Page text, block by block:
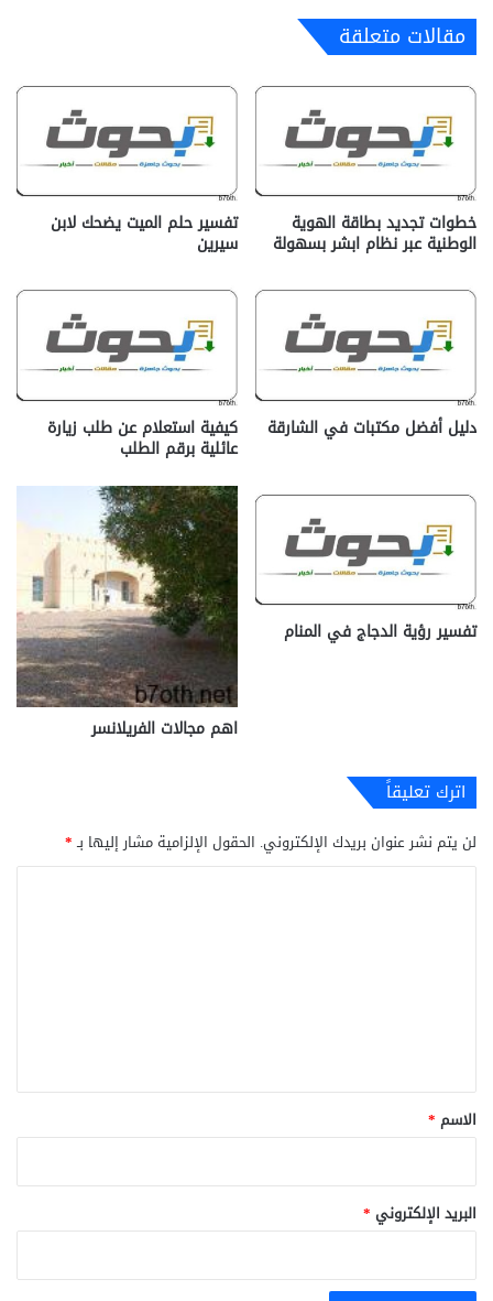
مقالات متعلقة
خطوات تجديد بطاقة الهوية
الوطنية عبر نظام ابشر بسهولة
تفسير حلم الميت يضحك لابن
سيرين
دليل أفضل مكتبات في الشارقة كيفية استعلام عن طلب زيارة
عائلية برقم الطلب
تفسير رؤية الدجاج في المنام
اهم مجالات الفريلانسر
اترك تعليقاً
لن يتم نشر عنوان بريدك الإلكتروني. الحقول الإلزامية مشار إليها بـ*
*
الاسم *
البريد الإلكتروني *